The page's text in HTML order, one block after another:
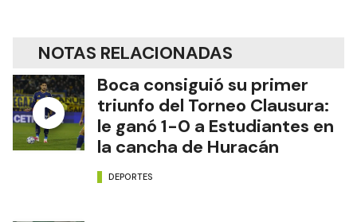
NOTAS RELACIONADAS
Boca consiguió su primer
triunfo del Torneo Clausura:
le ganó 1-0 a Estudiantes en
la cancha de Huracán
DEPORTES